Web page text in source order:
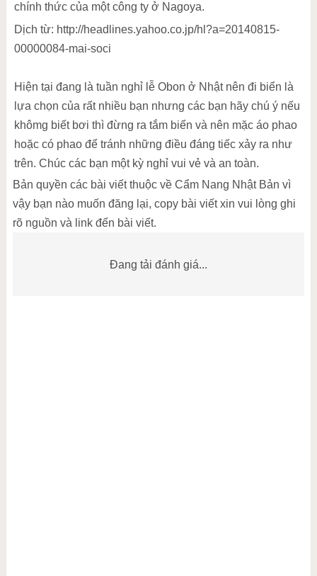
chính thức của một công ty ở Nagoya.
Dịch từ: http://headlines.yahoo.co.jp/hl?a=20140815-
00000084-mai-soci
Hiện tại đang là tuần nghỉ lễ Obon ở Nhật nên đi biển là
lựa chọn của rất nhiều bạn nhưng các bạn hãy chú ý nếu
khômg biết bơi thì đừng ra tắm biển và nên mặc áo phao
hoặc có phao để tránh những điều đáng tiếc xảy ra như
trên. Chúc các bạn một kỳ nghỉ vui vẻ và an toàn.
Bản quyền các bài viết thuộc về Cẩm Nang Nhật Bản vì
vậy bạn nào muốn đăng lại, copy bài viết xin vui lòng ghi
rõ nguồn và link đến bài viết.
Đang tải đánh giá...